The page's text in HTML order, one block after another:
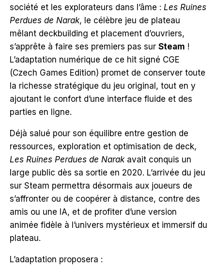
société et les explorateurs dans l’âme : Les Ruines
Perdues de Narak, le célèbre jeu de plateau
mêlant deckbuilding et placement d’ouvriers,
s’apprête à faire ses premiers pas sur Steam !
L’adaptation numérique de ce hit signé CGE
(Czech Games Edition) promet de conserver toute
la richesse stratégique du jeu original, tout en y
ajoutant le confort d’une interface fluide et des
parties en ligne.
Déjà salué pour son équilibre entre gestion de
ressources, exploration et optimisation de deck,
Les Ruines Perdues de Narakavait conquis un
large public dès sa sortie en 2020. L’arrivée du jeu
sur Steam permettra désormais aux joueurs de
s’affronter ou de coopérer à distance, contre des
amis ou une IA, et de profiter d’une version
animée fidèle à l’univers mystérieux et immersif du
plateau.
L’adaptation proposera :